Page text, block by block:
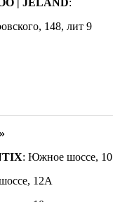
| JELAND:
148, лит 9
: Южное шоссе, 10
12А